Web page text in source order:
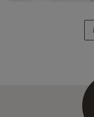
CHF 698.00
(49.71%